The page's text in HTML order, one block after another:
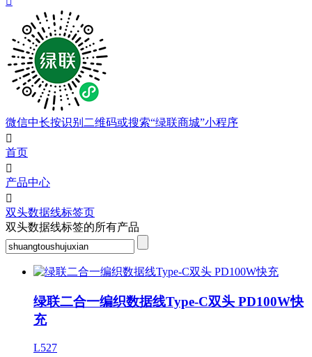
微信中长按识别二维码或搜索“绿联商城”小程序

首页

产品中心

双头数据线标签页
双头数据线标签的所有产品
绿联二合一编织数据线Type-C双头 PD100W快
充
L527